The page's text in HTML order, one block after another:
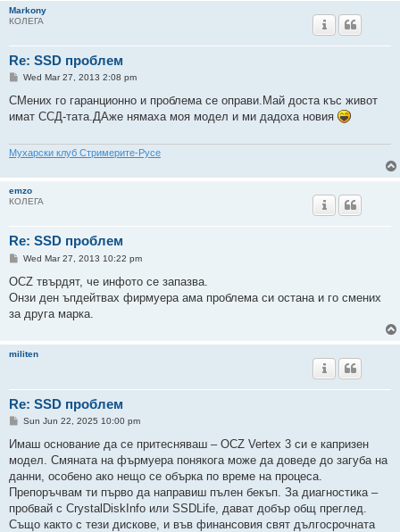
Markony
КОЛЕГА
Re: SSD проблем
P
s
Wed Mar 27, 2013 2:08 pm
СМених го гаранционно и проблема се оправи.Май доста къс живот
имат ССД-тата.ДАже нямаха моя модел и ми дадоха новия
Мухарски клуб Стримерите-Русе
emzo
КОЛЕГА
Re: SSD проблем
P
s
Wed Mar 27, 2013 10:22 pm
OCZ твърдят, че инфото се запазва.
Онзи ден ъпдейтвах фирмуера ама проблема си остана и го смених
за друга марка.
militen
Re: SSD проблем
P
s
Sun Jun 22, 2025 10:00 pm
Имаш основание да се притесняваш – OCZ Vertex 3 си е капризен
модел. Смяната на фърмуера понякога може да доведе до загуба на
данни, особено ако нещо се обърка по време на процеса.
Препоръчвам ти първо да направиш пълен бекъп. За диагностика –
пробвай с CrystalDiskInfo или SSDLife, дават добър общ преглед.
Също както с тези дискове, и във финансовия свят дългосрочната